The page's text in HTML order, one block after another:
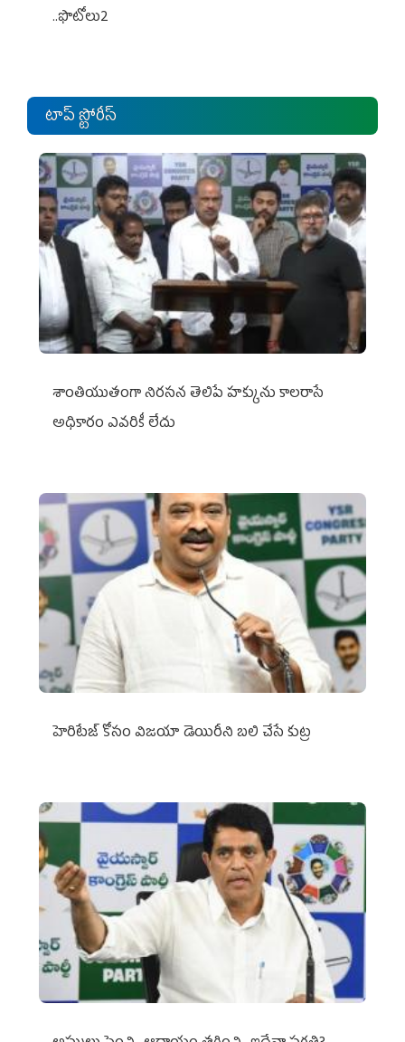
..ఫొటోలు2
టాప్ స్టోరీస్
శాంతియుతంగా నిరసన తెలిపే హక్కును కాలరాసే
అధికారం ఎవరికీ లేదు
హెరిటేజ్ కోసం విజయా డెయిరీని బలి చేసే కుట్ర‌